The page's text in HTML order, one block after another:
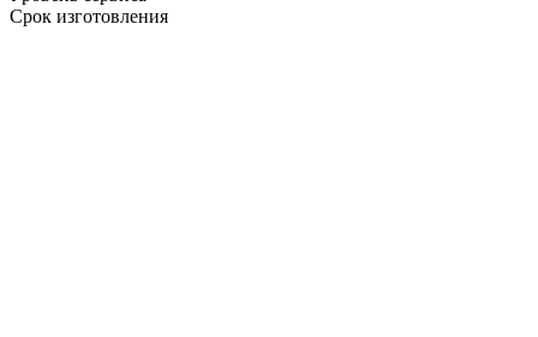
Срок изготовления